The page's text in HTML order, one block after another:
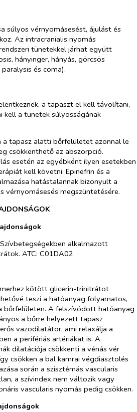
súlyos vérnyomásesést, ájulást és
Az intracranialis nyomás
tünetekkel járhat együtt
hányinger, hányás, görcsös
és coma).
a tapaszt el kell távolítani,
kell a tünetek súlyosságának
tapasz alatti bőrfelületet azonnal le
csökkenthető az abszorpció.
esetén az egyébként ilyen esetekben
kell követni. Epinefrin és a
hatástalannak bizonyult a
megszüntetésére.
alkalmazott
ATC: C01DA02
kötött glicerin-trinitrátot
teszi a hatóanyag folyamatos,
bőrfelületen. A felszívódott hatóanyag
a bőrre helyezett tapasz
vazodilatátor, ami relaxálja a
a perifériás artériákat is. A
dilatációja csökkenti a vénás vér
csökken a bal kamrai végdiasztolés
során a szisztémás vascularis
a szívindex nem változik vagy
vascularis nyomás pedig csökken.